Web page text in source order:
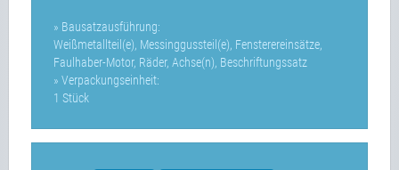
» Bausatzausführung:
Weißmetallteil(e), Messinggussteil(e), Fensterereinsätze,
Faulhaber-Motor, Räder, Achse(n), Beschriftungssatz
» Verpackungseinheit:
1 Stück